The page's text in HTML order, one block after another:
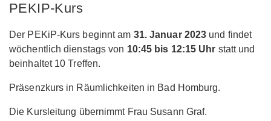
PEKIP-Kurs
Der PEKiP-Kurs beginnt am 31. Januar 2023 und findet
wöchentlich dienstags von 10:45 bis 12:15 Uhr statt und
beinhaltet 10 Treffen.
Präsenzkurs in Räumlichkeiten in Bad Homburg.
Die Kursleitung übernimmt Frau Susann Graf.